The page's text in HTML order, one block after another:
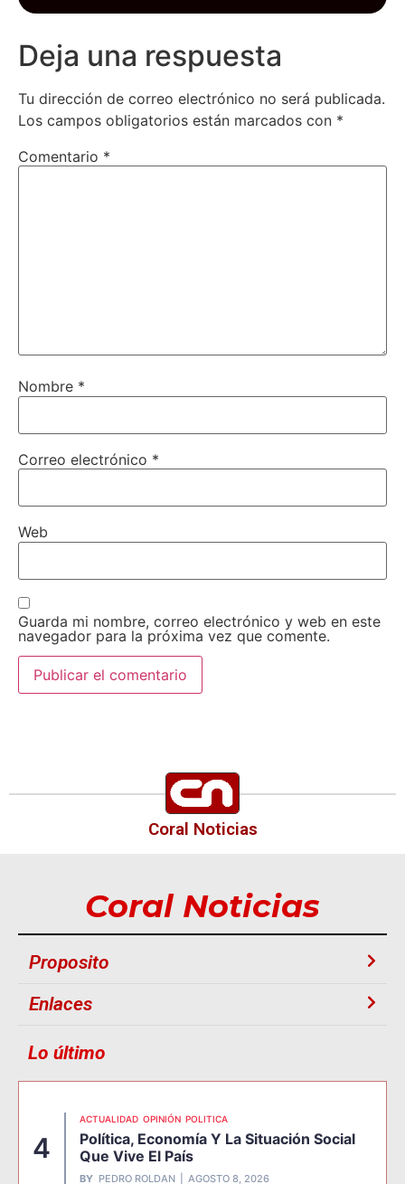
Deja una respuesta
Tu dirección de correo electrónico no será publicada.
Los campos obligatorios están marcados con *
Comentario *
Nombre *
Correo electrónico *
Web
Guarda mi nombre, correo electrónico y web en este
navegador para la próxima vez que comente.
Coral Noticias
Coral Noticias
Proposito
Enlaces
Lo último
4
ACTUALIDAD OPINIÓN POLITICA
Política, Economía Y La Situación Social
Que Vive El País
BY PEDRO ROLDAN AGOSTO 8, 2026